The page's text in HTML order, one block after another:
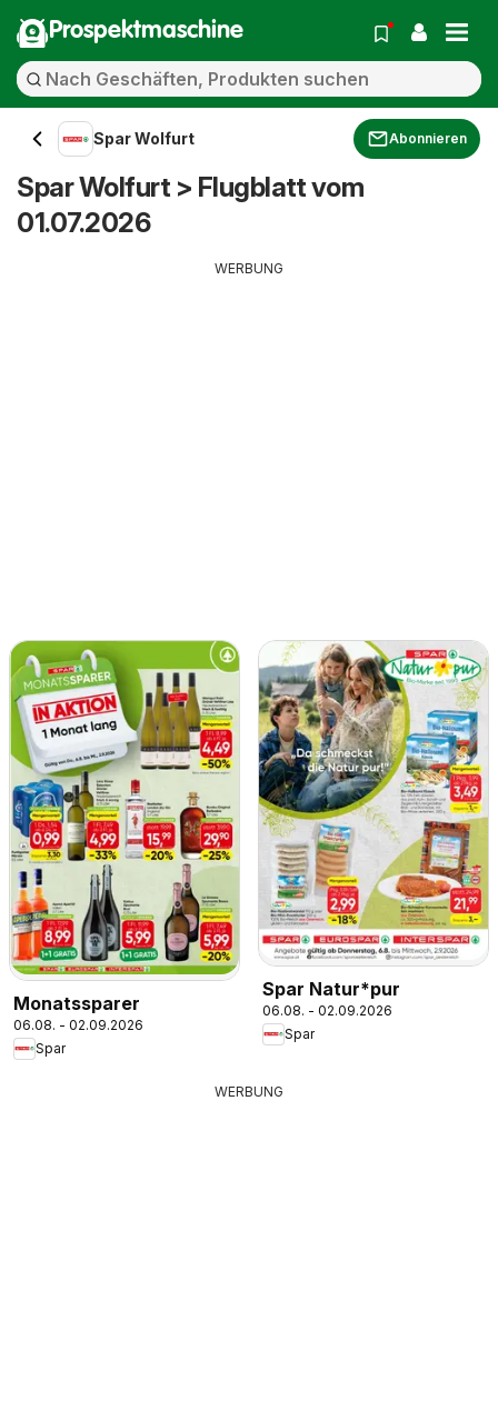
Prospektmaschine
Spar Wolfurt Abonnieren
Spar Wolfurt > Flugblatt vom
01.07.2026
WERBUNG
Monatssparer
06.08. - 02.09.2026
Spar
Spar Natur*pur
06.08. - 02.09.2026
Spar
WERBUNG